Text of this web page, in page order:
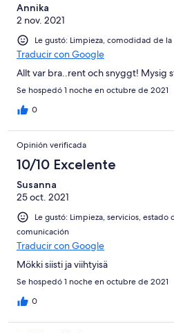
Annika
2 nov. 2021
Le gustó: Limpieza, comodidad de
Traducir con Google
Allt var bra..rent och snyggt! Mysig
Se hospedó 1 noche en octubre de 2021
0
Opinión verificada
10/10 Excelente
Susanna
25 oct. 2021
Le gustó: Limpieza, servicios,
comunicación
Traducir con Google
Mökki siisti ja viihtyisä
Se hospedó 1 noche en octubre de 2021
0